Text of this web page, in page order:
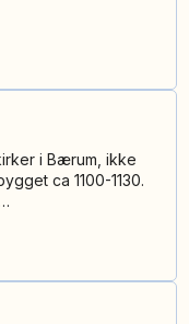
i Bærum, ikke
ca 1100-1130.